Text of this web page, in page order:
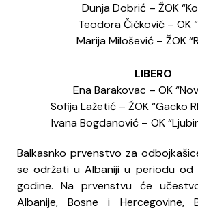
Dunja Dobrić – ŽOK
Teodora Čičković – OK
Marija Milošević – ŽOK
LIBERO
Ena Barakovac – OK
Sofija Lažetić – ŽOK “Gacko
Ivana Bogdanović – OK
Balkasnko prvenstvo za
se održati u Albaniji u periodu od
godine. Na prvenstvu će
Albanije, Bosne i Hercegovine,